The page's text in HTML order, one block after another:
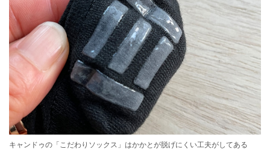
キャンドゥの「こだわりソックス」はかかとが脱げにくい工夫がしてある